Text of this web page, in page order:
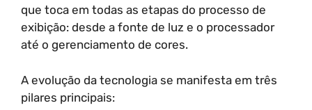
que toca em todas as etapas do processo de
exibição: desde a fonte de luz e o processador
até o gerenciamento de cores.
A evolução da tecnologia se manifesta em três
pilares principais: